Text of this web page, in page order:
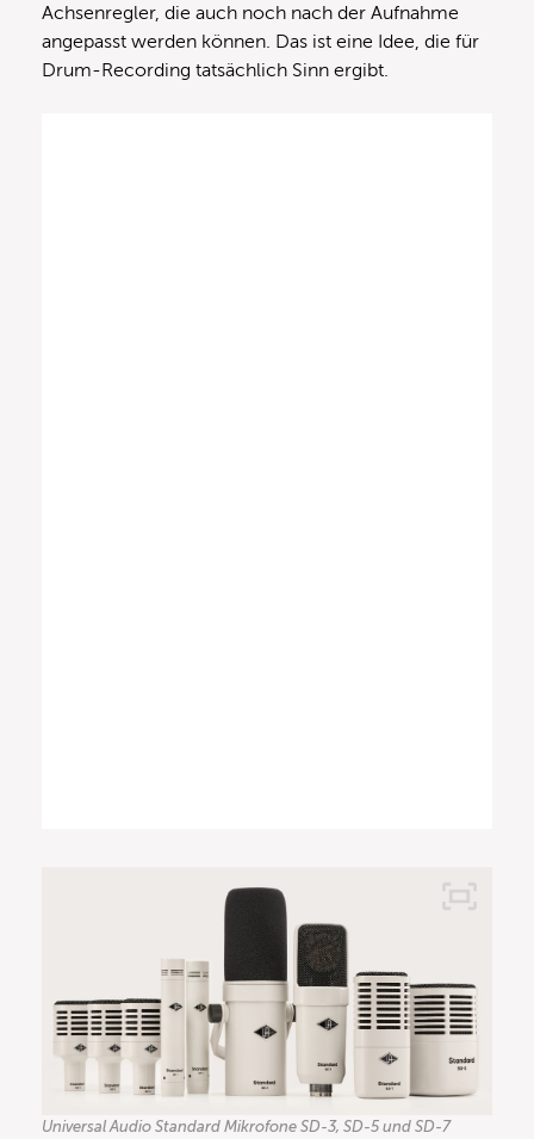
Achsenregler, die auch noch nach der Aufnahme
angepasst werden können. Das ist eine Idee, die für
Drum-Recording tatsächlich Sinn ergibt.
Universal Audio Standard Mikrofone SD-3, SD-5 und SD-7